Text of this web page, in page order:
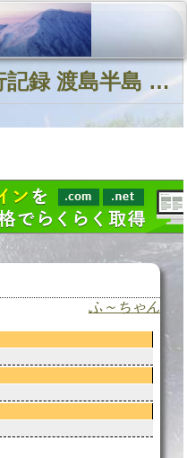
日記の検索 [タグ:山行記録 渡島半島 ヒヤミズ沢 狩場山塊] 01～01(01件中)
ふ～ちゃん